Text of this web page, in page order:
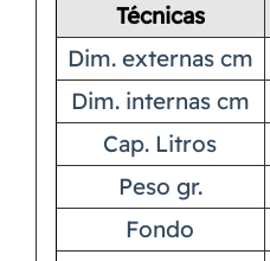
Técnicas
Dim. externas cm
Dim. internas cm
Cap. Litros
Peso gr.
Fondo